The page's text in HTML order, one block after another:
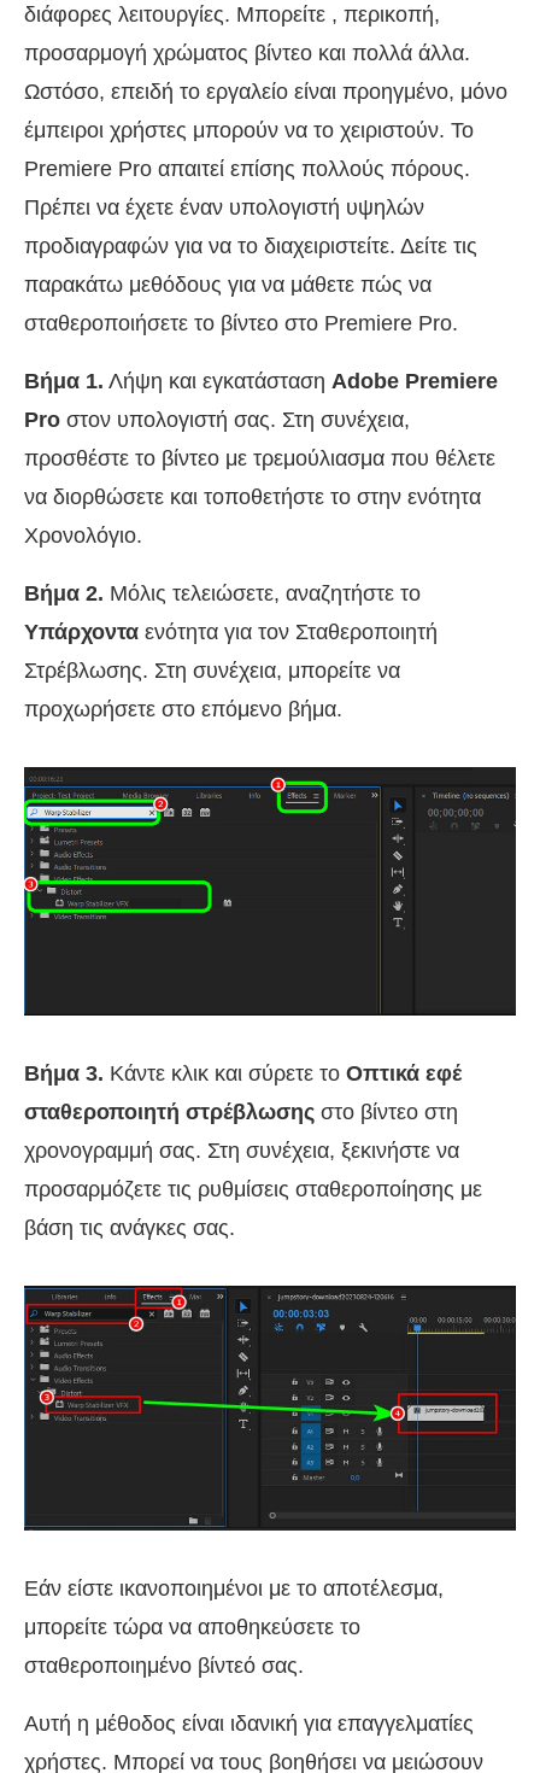
διάφορες λειτουργίες. Μπορείτε , περικοπή,
προσαρμογή χρώματος βίντεο και πολλά άλλα.
Ωστόσο, επειδή το εργαλείο είναι προηγμένο, μόνο
έμπειροι χρήστες μπορούν να το χειριστούν. Το
Premiere Pro απαιτεί επίσης πολλούς πόρους.
Πρέπει να έχετε έναν υπολογιστή υψηλών
προδιαγραφών για να το διαχειριστείτε. Δείτε τις
παρακάτω μεθόδους για να μάθετε πώς να
σταθεροποιήσετε το βίντεο στο Premiere Pro.
Βήμα 1. Λήψη και εγκατάσταση Adobe Premiere
Pro στον υπολογιστή σας. Στη συνέχεια,
προσθέστε το βίντεο με τρεμούλιασμα που θέλετε
να διορθώσετε και τοποθετήστε το στην ενότητα
Χρονολόγιο.
Βήμα 2. Μόλις τελειώσετε, αναζητήστε το
Υπάρχοντα ενότητα για τον Σταθεροποιητή
Στρέβλωσης. Στη συνέχεια, μπορείτε να
προχωρήσετε στο επόμενο βήμα.
Βήμα 3. Κάντε κλικ και σύρετε το Οπτικά εφέ
σταθεροποιητή στρέβλωσης στο βίντεο στη
χρονογραμμή σας. Στη συνέχεια, ξεκινήστε να
προσαρμόζετε τις ρυθμίσεις σταθεροποίησης με
βάση τις ανάγκες σας.
Εάν είστε ικανοποιημένοι με το αποτέλεσμα,
μπορείτε τώρα να αποθηκεύσετε το
σταθεροποιημένο βίντεό σας.
Αυτή η μέθοδος είναι ιδανική για επαγγελματίες
χρήστες. Μπορεί να τους βοηθήσει να μειώσουν